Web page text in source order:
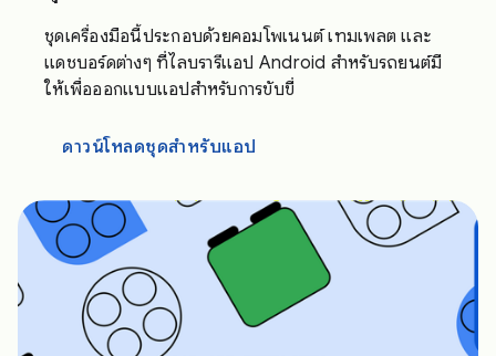
ชุดเครื่องมือนี้ประกอบด้วยคอมโพเนนต์ เทมเพลต และ
แดชบอร์ดต่างๆ ที่ไลบรารีแอป Android สำหรับรถยนต์มี
ให้เพื่อออกแบบแอปสำหรับการขับขี่
ดาวน์โหลดชุดสำหรับแอป